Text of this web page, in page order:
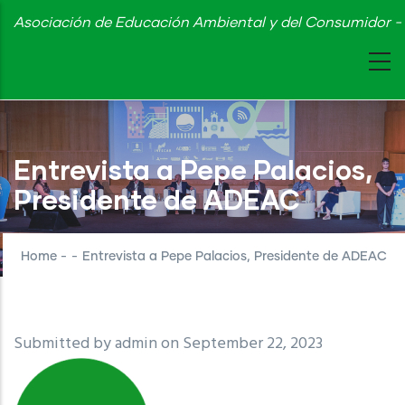
Skip
content
Asociación de Educación Ambiental y del Consumidor
Entrevista a Pepe Palacios,
Presidente de ADEAC
Home - - Entrevista a Pepe Palacios, Presidente de ADEAC
Submitted byadminon September 22, 2023